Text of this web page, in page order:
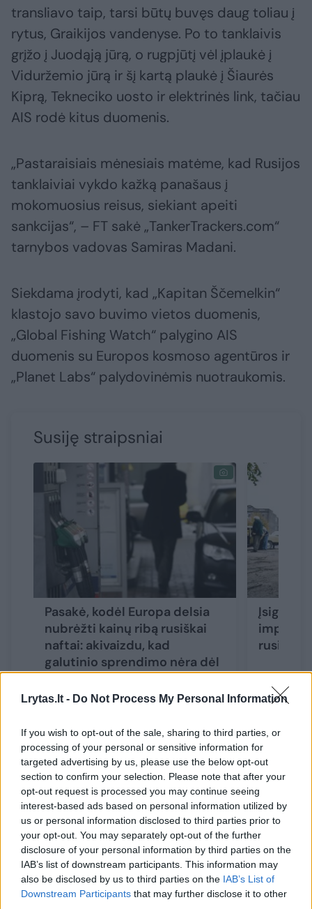
Lrytas.lt - Do Not Process My Personal Information
If you wish to opt-out of the sale, sharing to third parties, or
processing of your personal or sensitive information for
targeted advertising by us, please use the below opt-out
section to confirm your selection. Please note that after your
opt-out request is processed you may continue seeing
interest-based ads based on personal information utilized by
us or personal information disclosed to third parties prior to
your opt-out. You may separately opt-out of the further
disclosure of your personal information by third parties on the
IAB’s list of downstream participants. This information may
also be disclosed by us to third parties on the IAB’s List of
Downstream Participants that may further disclose it to other
transliavo taip, tarsi būtų buvęs daug toliau į
rytus, Graikijos vandenyse. Po to tanklaivis
grįžo į Juodąją jūrą, o rugpjūtį vėl įplaukė į
Viduržemio jūrą ir šį kartą plaukė į Šiaurės
Kiprą, Tekneciko uosto ir elektrinės link, tačiau
AIS rodė kitus duomenis.
„Pastaraisiais mėnesiais matėme, kad Rusijos
tanklaiviai vykdo kažką panašaus į
mokomuosius reisus, siekiant apeiti
sankcijas“, – FT sakė „TankerTrackers.com“
tarnybos vadovas Samiras Madani.
Siekdama įrodyti, kad „Kapitan Ščemelkin“
klastojo savo buvimo vietos duomenis,
„Global Fishing Watch“ palygino AIS
duomenis su Europos kosmoso agentūros ir
„Planet Labs“ palydovinėmis nuotraukomis.
Susiję straipsniai
Pasakė, kodėl Europa delsia
nubrėžti kainų ribą rusiškai
naftai: akivaizdu, kad
galutinio sprendimo nėra dėl
paprastos priežasties
Taip pat nustatyta, kad kartais Rusijos
tanklaivio signalus palydovai fiksavo tose
vietovėse, kuriose jis turėjo būti, atsižvelgiant
į paties laivo siunčiamus signalus.
„Kapitan Ščemelkin“ priklauso Rostove
įsikūrusiai bendrovei „Rečmortrans“.